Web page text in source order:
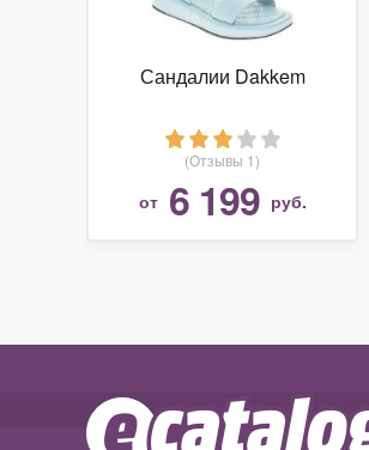
Сандалии Dakkem
(Отзывы 1)
от 6 199 руб.